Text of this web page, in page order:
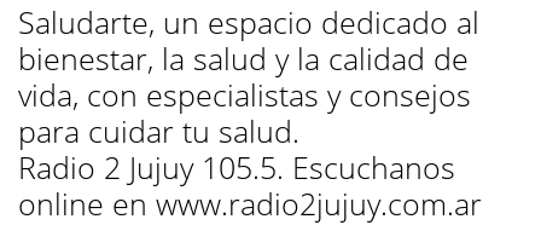
Saludarte, un espacio dedicado al
bienestar, la salud y la calidad de
vida, con especialistas y consejos
para cuidar tu salud.
Radio 2 Jujuy 105.5. Escuchanos
online en www.radio2jujuy.com.ar